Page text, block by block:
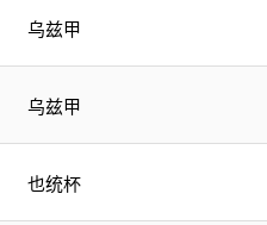
乌兹甲
乌兹甲
也统杯